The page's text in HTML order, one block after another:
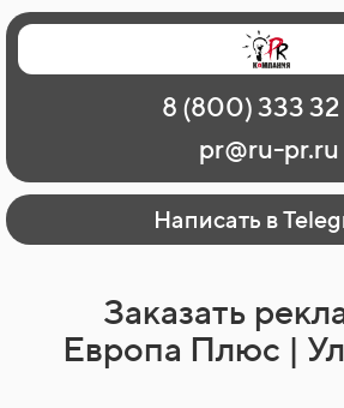
Главная
Наши работы
О рекламе
Регионы
Контакты
8 (800) 333 32
pr@ru-pr.ru
Написать в
Заказать
Европа Плюс |